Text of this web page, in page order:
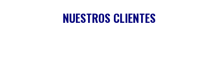
NUESTROS CLIENTES